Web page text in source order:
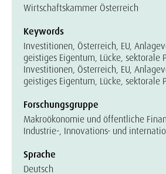
Wirtschaftskammer Österreich
Keywords
Investitionen, Österreich, EU,
geistiges Eigentum, Lücke, sektorale
Investitionen, Österreich, EU,
geistiges Eigentum, Lücke, sektorale
Forschungsgruppe
Makroökonomie und öffentliche
Industrie-, Innovations- und
Sprache
Deutsch